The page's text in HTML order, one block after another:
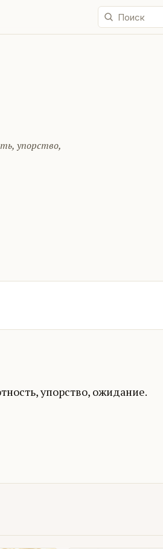
упорство,
упорство, ожидание.